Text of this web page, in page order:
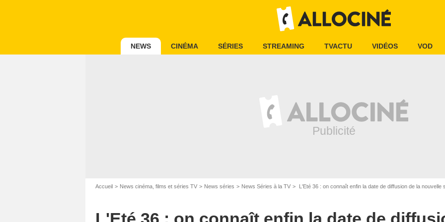
NEWS CINÉMA SÉRIES STREAMING TVACTU VIDÉOS VOD
Accueil News cinéma, films et séries TV News séries News Séries à la TV L'Eté 36 : on connaît enfin la date de diffusion de la nouvelle série historique